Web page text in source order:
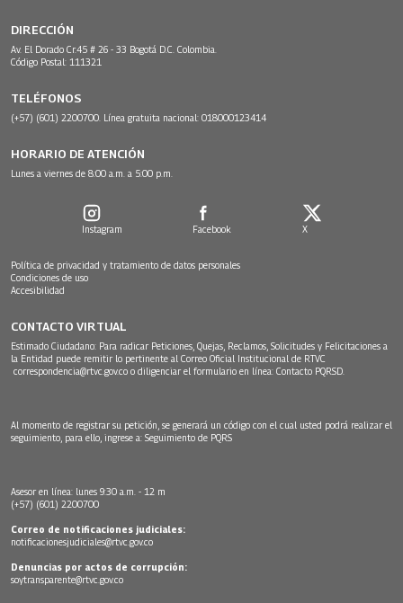
DIRECCIÓN
Av. El Dorado Cr.45 # 26 - 33 Bogotá D.C. Colombia.
Código Postal: 111321
TELÉFONOS
(+57) (601) 2200700. Línea gratuita nacional: 018000123414
HORARIO DE ATENCIÓN
Lunes a viernes de 8:00 a.m. a 5:00 p.m.
Instagram Facebook X
Política de privacidad y tratamiento de datos personales
Condiciones de uso
Accesibilidad
CONTACTO VIRTUAL
Estimado Ciudadano: Para radicar Peticiones, Quejas, Reclamos, Solicitudes y Felicitaciones a
la Entidad puede remitir lo pertinente al Correo Oficial Institucional de RTVC
correspondencia@rtvc.gov.co o diligenciar el formulario en línea: Contacto PQRSD.
Al momento de registrar su petición, se generará un código con el cual usted podrá realizar el
seguimiento, para ello, ingrese a: Seguimiento de PQRS
Asesor en línea: lunes 9:30 a.m. - 12 m
(+57) (601) 2200700
Correo de notificaciones judiciales:
notificacionesjudiciales@rtvc.gov.co
Denuncias por actos de corrupción:
soytransparente@rtvc.gov.co